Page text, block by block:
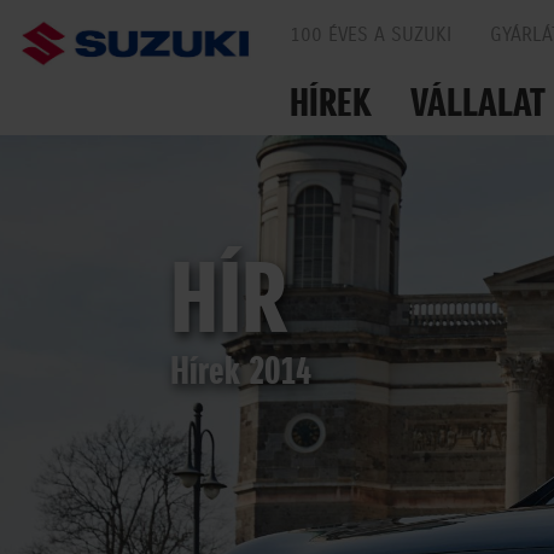
100 ÉVES A SUZUKI
HÍREK VÁLLALAT
EGYÜTT AZ UTAKON
HÍR
Hírek 2014